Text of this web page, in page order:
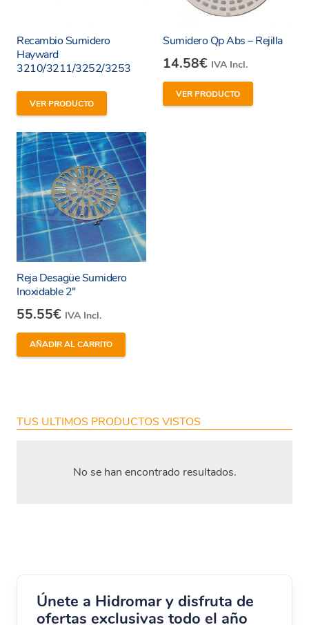
He leído y estoy de acuerdo con lostérminos y
condiciones y
Enviar
Recambio Sumidero
Hayward
3210/3211/3252/3253
VER PRODUCTO
Sumidero Qp Abs – Rejilla
14.58€ IVA Incl.
VER PRODUCTO
Reja Desagüe Sumidero
Inoxidable 2″
55.55€ IVA Incl.
AÑADIR AL CARRITO
TUS ULTIMOS PRODUCTOS VISTOS
No se han encontrado resultados.
Únete a Hidromar y disfruta de
ofertas exclusivas todo el año